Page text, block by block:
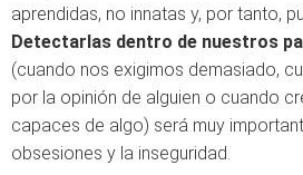
aprendidas, no innatas y, por tanto,
Detectarlas dentro de nuestros
(cuando nos exigimos demasiado,
por la opinión de alguien o cuando
capaces de algo) será muy
obsesiones y la inseguridad.